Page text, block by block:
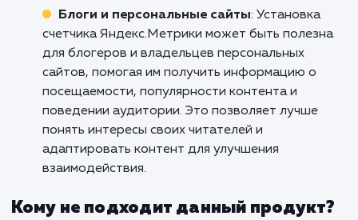
посещаемости, конверсии и поведении
пользователей. Он помогает
маркетинговые кампании, отслеживать
эффективность рекламных источников и
принимать информированные решения для
улучшения продаж.
Корпоративные веб-сайты
корпоративных веб-сайтов, где важно